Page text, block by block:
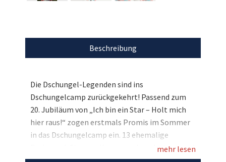
Beschreibung
Die Dschungel-Legenden sind ins
Dschungelcamp zurückgekehrt! Passend zum
20. Jubiläum von „Ich bin ein Star – Holt mich
hier raus!“ zogen erstmals Promis im Sommer
in das Dschungelcamp ein. 13 ehemalige
Dschungel-Stars wollen es noch mal wissen und
mehr lesen